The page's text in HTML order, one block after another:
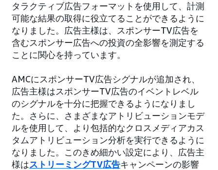
タラクティブ広告フォーマットを使用して、計測
可能な結果の取得に役立てることができるように
なりました。広告主様は、スポンサーTV広告を
含むスポンサー広告への投資の全影響を測定する
ことに関心を持っています。
AMCにスポンサーTV広告シグナルが追加され、
広告主様はスポンサーTV広告のイベントレベル
のシグナルを十分に把握できるようになりまし
た。さらに、さまざまなアトリビューションモデ
ルを使用して、より包括的なクロスメディアカス
タムアトリビューション分析を実行できるように
なりました。このきめ細かい設定により、広告主
様はストリーミングTV広告キャンペーンの影響